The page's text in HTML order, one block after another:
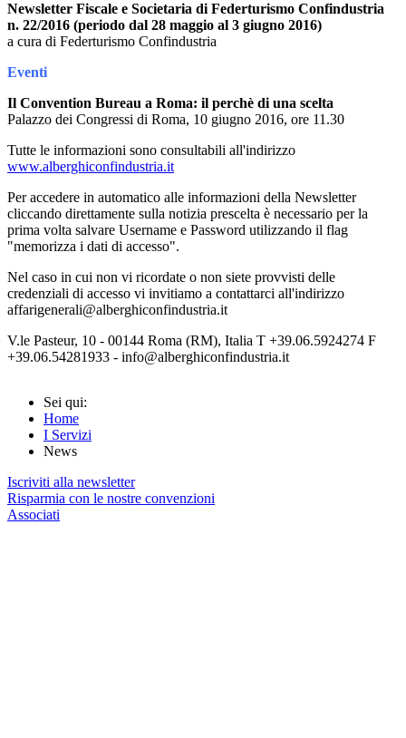
Newsletter Fiscale e Societaria di Federturismo Confindustria
n. 22/2016 (periodo dal 28 maggio al 3 giugno 2016)
a cura di Federturismo Confindustria
Eventi
Il Convention Bureau a Roma: il perchè di una scelta
Palazzo dei Congressi di Roma, 10 giugno 2016, ore 11.30
Tutte le informazioni sono consultabili all'indirizzo
www.alberghiconfindustria.it
Per accedere in automatico alle informazioni della Newsletter
cliccando direttamente sulla notizia prescelta è necessario per la
prima volta salvare Username e Password utilizzando il flag
"memorizza i dati di accesso".
Nel caso in cui non vi ricordate o non siete provvisti delle
credenziali di accesso vi invitiamo a contattarci all'indirizzo
affarigenerali@alberghiconfindustria.it
V.le Pasteur, 10 - 00144 Roma (RM), Italia T +39.06.5924274 F
+39.06.54281933 - info@alberghiconfindustria.it
Sei qui:
Home
I Servizi
News
Iscriviti alla newsletter
Risparmia con le nostre convenzioni
Associati